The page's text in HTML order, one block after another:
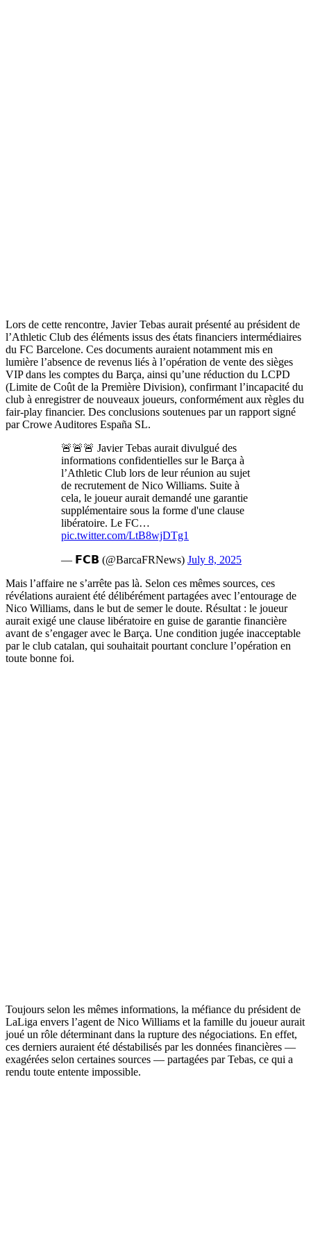
Lors de cette rencontre, Javier Tebas aurait présenté au président de
l’Athletic Club des éléments issus des états financiers intermédiaires
du FC Barcelone. Ces documents auraient notamment mis en
lumière l’absence de revenus liés à l’opération de vente des sièges
VIP dans les comptes du Barça, ainsi qu’une réduction du LCPD
(Limite de Coût de la Première Division), confirmant l’incapacité du
club à enregistrer de nouveaux joueurs, conformément aux règles du
fair-play financier. Des conclusions soutenues par un rapport signé
par Crowe Auditores España SL.
🚨🚨🚨 Javier Tebas aurait divulgué des
informations confidentielles sur le Barça à
l’Athletic Club lors de leur réunion au sujet
de recrutement de Nico Williams. Suite à
cela, le joueur aurait demandé une garantie
supplémentaire sous la forme d'une clause
libératoire. Le FC…
pic.twitter.com/LtB8wjDTg1
— 𝗙𝗖𝗕 (@BarcaFRNews) July 8, 2025
Mais l’affaire ne s’arrête pas là. Selon ces mêmes sources, ces
révélations auraient été délibérément partagées avec l’entourage de
Nico Williams, dans le but de semer le doute. Résultat : le joueur
aurait exigé une clause libératoire en guise de garantie financière
avant de s’engager avec le Barça. Une condition jugée inacceptable
par le club catalan, qui souhaitait pourtant conclure l’opération en
toute bonne foi.
Toujours selon les mêmes informations, la méfiance du président de
LaLiga envers l’agent de Nico Williams et la famille du joueur aurait
joué un rôle déterminant dans la rupture des négociations. En effet,
ces derniers auraient été déstabilisés par les données financières —
exagérées selon certaines sources — partagées par Tebas, ce qui a
rendu toute entente impossible.